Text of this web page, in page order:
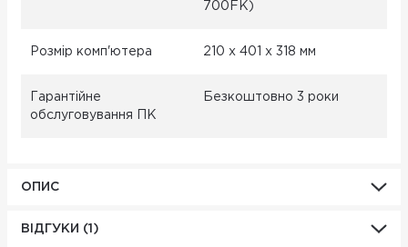
700FK)
Розмір комп'ютера 210 x 401 x 318 мм
Гарантійне
обслуговування ПК
Безкоштовно 3 роки
ОПИС
ВІДГУКИ (1)